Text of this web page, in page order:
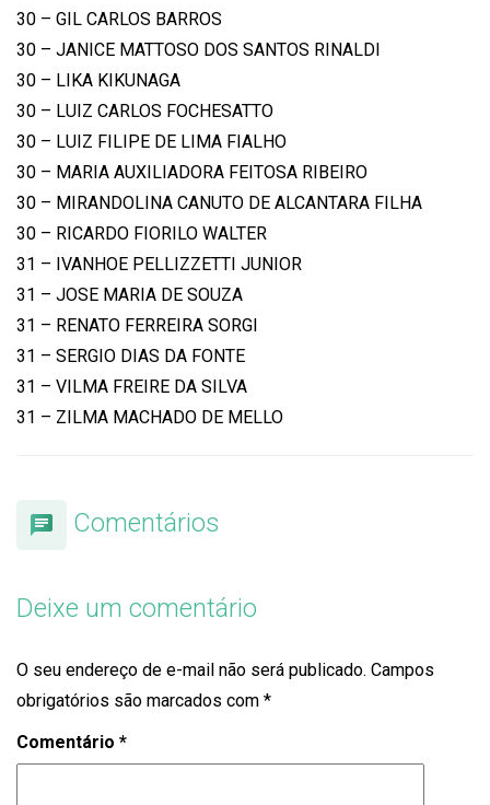
30 – GIL CARLOS BARROS
30 – JANICE MATTOSO DOS SANTOS RINALDI
30 – LIKA KIKUNAGA
30 – LUIZ CARLOS FOCHESATTO
30 – LUIZ FILIPE DE LIMA FIALHO
30 – MARIA AUXILIADORA FEITOSA RIBEIRO
30 – MIRANDOLINA CANUTO DE ALCANTARA FILHA
30 – RICARDO FIORILO WALTER
31 – IVANHOE PELLIZZETTI JUNIOR
31 – JOSE MARIA DE SOUZA
31 – RENATO FERREIRA SORGI
31 – SERGIO DIAS DA FONTE
31 – VILMA FREIRE DA SILVA
31 – ZILMA MACHADO DE MELLO
Comentários
Deixe um comentário
O seu endereço de e-mail não será publicado. Campos
obrigatórios são marcados com *
Comentário *